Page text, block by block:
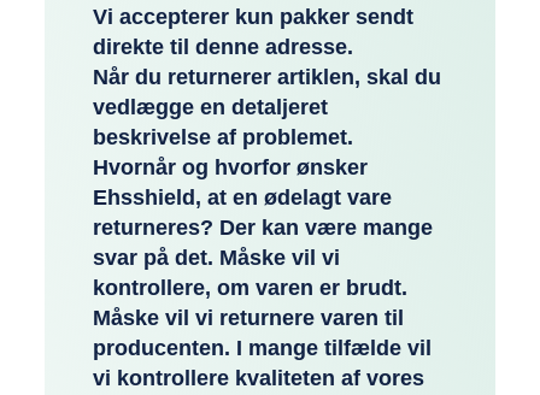
Vi accepterer kun pakker sendt
direkte til denne adresse.
Når du returnerer artiklen, skal du
vedlægge en detaljeret
beskrivelse af problemet.
Hvornår og hvorfor ønsker
Ehsshield, at en ødelagt vare
returneres? Der kan være mange
svar på det. Måske vil vi
kontrollere, om varen er brudt.
Måske vil vi returnere varen til
producenten. I mange tilfælde vil
vi kontrollere kvaliteten af vores